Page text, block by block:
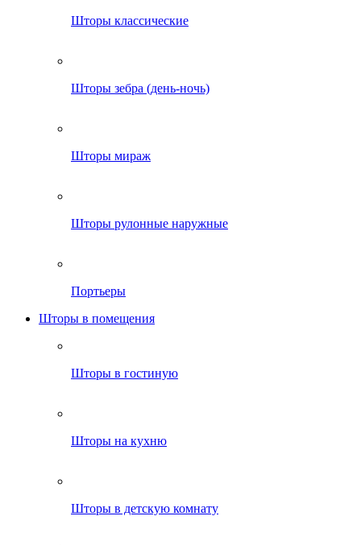
Шторы классические
Шторы зебра (день-ночь)
Шторы мираж
Шторы рулонные наружные
Портьеры
Шторы в помещения
Шторы в гостиную
Шторы на кухню
Шторы в детскую комнату